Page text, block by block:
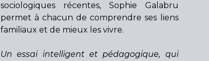
sociologiques récentes, Sophie Galabru
permet à chacun de comprendre ses liens
familiaux et de mieux les vivre.
Un essai intelligent et pédagogique, qui